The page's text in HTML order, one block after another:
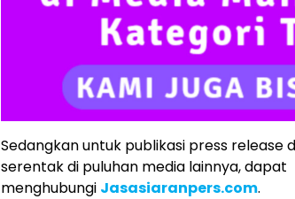
Sedangkan untuk publikasi press release
serentak di puluhan media lainnya, dapat
menghubungi Jasasiaranpers.com.